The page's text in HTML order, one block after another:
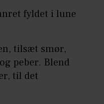
fyldet i lune
tilsæt smør,
peber. Blend
til det